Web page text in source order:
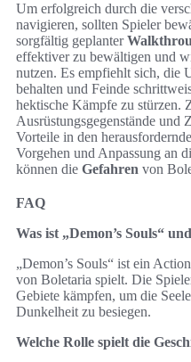
Um erfolgreich durch die
navigieren, sollten Spieler
sorgfältig geplanter
effektiver zu bewältigen und
nutzen. Es empfiehlt sich, die
behalten und Feinde
hektische Kämpfe zu stürzen.
Ausrüstungsgegenstände und
Vorteile in den
Vorgehen und Anpassung an
können die Gefahren von
FAQ
Was ist „Demon’s Souls“
„Demon’s Souls“ ist ein
von Boletaria spielt. Die
Gebiete kämpfen, um die
Dunkelheit zu besiegen.
Welche Rolle spielt die